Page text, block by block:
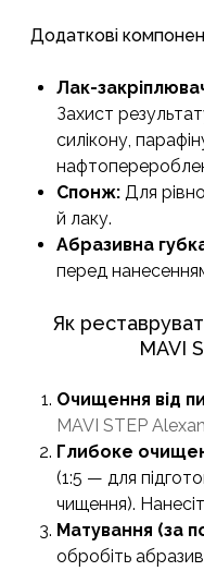
Додаткові
Лак-
Захист
силікону,
Спонж: Для
й лаку.
Абразивна
перед
Як
MAVI
Очищення від
MAVI STEP
Глибоке
(1:5 — для
чищення).
Матування (за
обробіть